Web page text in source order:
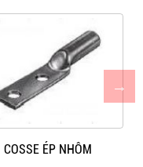
COSSE ÉP NHÔM